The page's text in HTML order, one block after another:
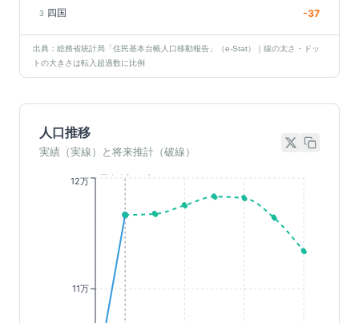
3 四国 -37
出典：総務省統計局「住民基本台帳人口移動報告」（e-Stat）｜線の太さ・ドッ
トの大きさは転入超過数に比例
人口推移
実績（実線）と将来推計（破線）
11万
12万